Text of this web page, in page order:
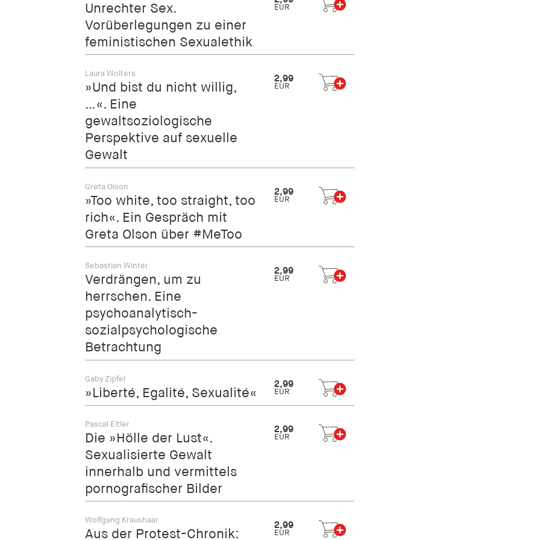
Unrechter Sex.
Vorüberlegungen zu einer
feministischen Sexualethik
EUR
Laura Wolters
»Und bist du nicht willig,
…«. Eine
gewaltsoziologische
Perspektive auf sexuelle
Gewalt
2,99
EUR
Greta Olson
»Too white, too straight, too
rich«. Ein Gespräch mit
Greta Olson über #MeToo
2,99
EUR
Sebastian Winter
Verdrängen, um zu
herrschen. Eine
psychoanalytisch-
sozialpsychologische
Betrachtung
2,99
EUR
Gaby Zipfel
»Liberté, Egalité, Sexualité«
2,99
EUR
Pascal Eitler
Die »Hölle der Lust«.
Sexualisierte Gewalt
innerhalb und vermittels
pornografischer Bilder
2,99
EUR
Wolfgang Kraushaar
Aus der Protest-Chronik:
2,99
EUR